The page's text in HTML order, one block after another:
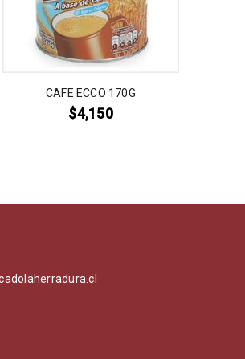
CAFE ECCO 170G
$4,150